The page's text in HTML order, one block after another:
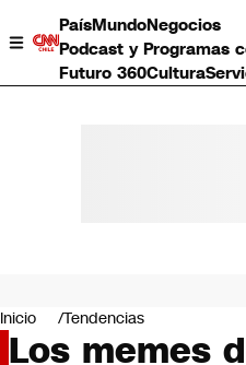
PaísMundoNegocios
Podcast y Programas
Futuro 360Cultura
Negocios
Deportes
Inicio Tendencias
Los memes